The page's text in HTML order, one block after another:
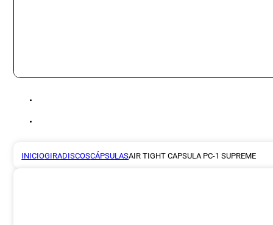
INICIOGIRADISCOSCÁPSULASAIR TIGHT CAPSULA PC-1 SUPREME